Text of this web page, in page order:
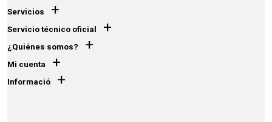
Servicios +
Servicio técnico oficial +
¿Quiénes somos? +
Mi cuenta +
Informació +